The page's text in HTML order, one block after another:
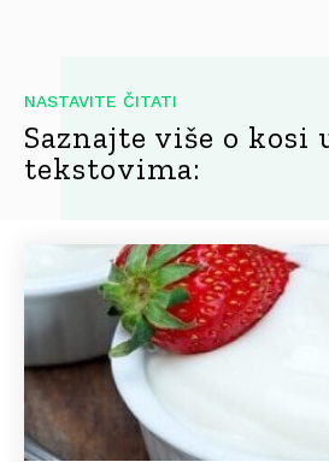
Saznajte više o kosi
tekstovima:
NASTAVITE ČITATI